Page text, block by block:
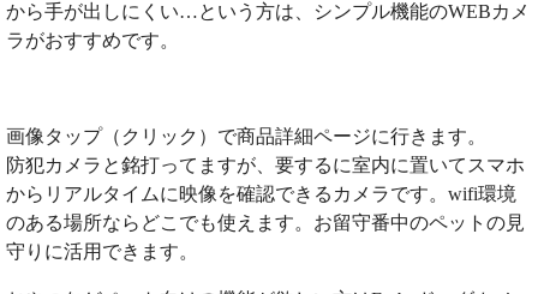
から手が出しにくい…という方は、シンプル機能のWEBカメ
ラがおすすめです。
画像タップ（クリック）で商品詳細ページに行きます。
防犯カメラと銘打ってますが、要するに室内に置いてスマホ
からリアルタイムに映像を確認できるカメラです。wifi環境
のある場所ならどこでも使えます。お留守番中のペットの見
守りに活用できます。